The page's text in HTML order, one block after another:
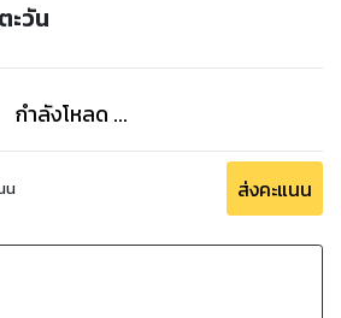
วัน
กำลังโหลด ...
น ส่งคะแนน